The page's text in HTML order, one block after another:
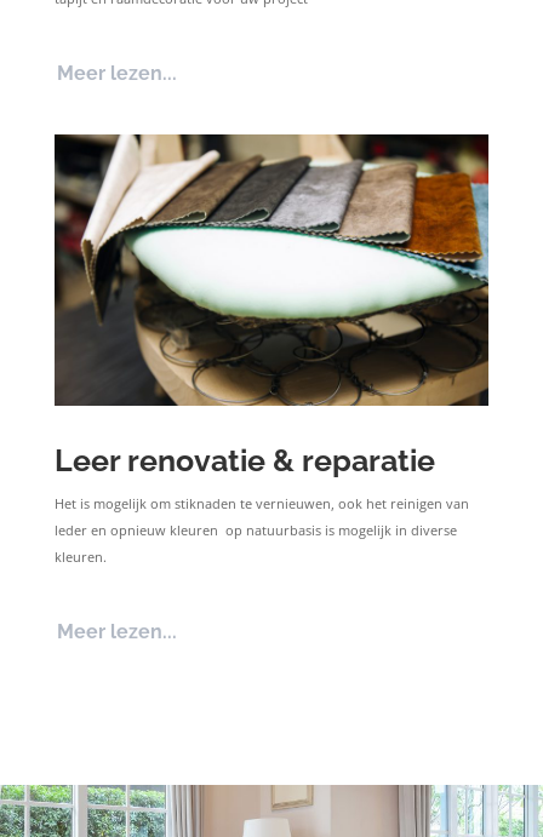
Meer lezen...
Leer renovatie & reparatie
Het is mogelijk om stiknaden te vernieuwen, ook het reinigen van
leder en opnieuw kleuren op natuurbasis is mogelijk in diverse
kleuren.
Meer lezen...